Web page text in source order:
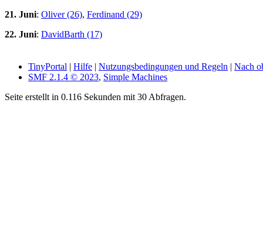
21. Juni: Oliver (26), Ferdinand (29)
22. Juni: DavidBarth (17)
TinyPortal | Hilfe | Nutzungsbedingungen und Regeln | Nach
SMF 2.1.4 © 2023, Simple Machines
Seite erstellt in 0.116 Sekunden mit 30 Abfragen.